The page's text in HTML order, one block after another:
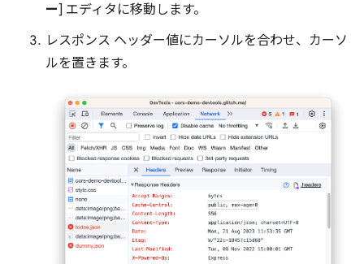
ー] エディタに移動します。
レスポンス ヘッダー値にカーソルを合わせ、カーソ
ルを置きます。